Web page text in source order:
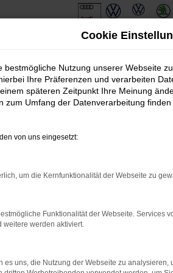
Angebote in
Preise in Eichstätt
einer Seat Leon Tageszulassung
Kilometer bewegt wurde. Sie
funktioniert und was der Trick
sich formell nicht mehr um einen
Network Error
ist ein Fehler aufgetreten.
paar Tipps, die dir helfen können:
Cookie
bestmögliche Nutzung unserer Webseite
Ihre Präferenzen und verarbeiten
späteren Zeitpunkt Ihre Meinung
zum Umfang der Datenverarbeitung finden
von uns eingesetzt:
um die Kernfunktionalität der Webseite zu
Funktionalität der Webseite. Services
weitere werden aktiviert.
es uns, die Nutzung der Webseite zu